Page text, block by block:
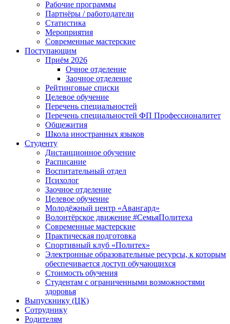
Рабочие программы
Партнёры / работодатели
Статистика
Мероприятия
Современные мастерские
Поступающим
Приём 2026
Очное отделение
Заочное отделение
Рейтинговые списки
Целевое обучение
Перечень специальностей
Перечень специальностей ФП Профессионалитет
Общежития
Школа иностранных языков
Студенту
Дистанционное обучение
Расписание
Воспитательный отдел
Психолог
Заочное отделение
Целевое обучение
Молодёжный центр «Авангард»
Волонтёрское движение #СемьяПолитеха
Современные мастерские
Практическая подготовка
Спортивный клуб «Политех»
Электронные образовательные ресурсы, к которым
обеспечивается доступ обучающихся
Стоимость обучения
Студентам с ограниченными возможностями
здоровья
Выпускнику (ЦК)
Сотруднику
Родителям